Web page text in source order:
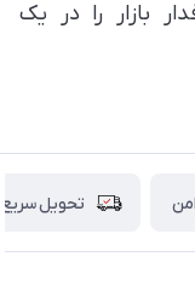
بازار را در یک
تحویل سریع